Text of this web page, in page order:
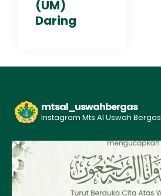
(UM)
Daring
mtsal_uswahbergas
Instagram Mts Al Uswah Bergas